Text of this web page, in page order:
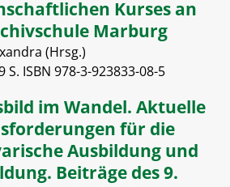
Kurses an
Marburg
(Hrsg.)
S. ISBN 978-3-923833-08-5
im Wandel. Aktuelle
für die
Ausbildung und
Beiträge des 9.